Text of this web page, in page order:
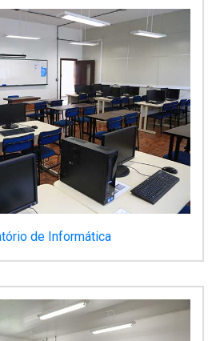
de Informática